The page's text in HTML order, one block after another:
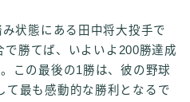
状態にある田中将大投手で
勝てば、いよいよ200勝達成
この最後の1勝は、彼の野球
て最も感動的な勝利となるで